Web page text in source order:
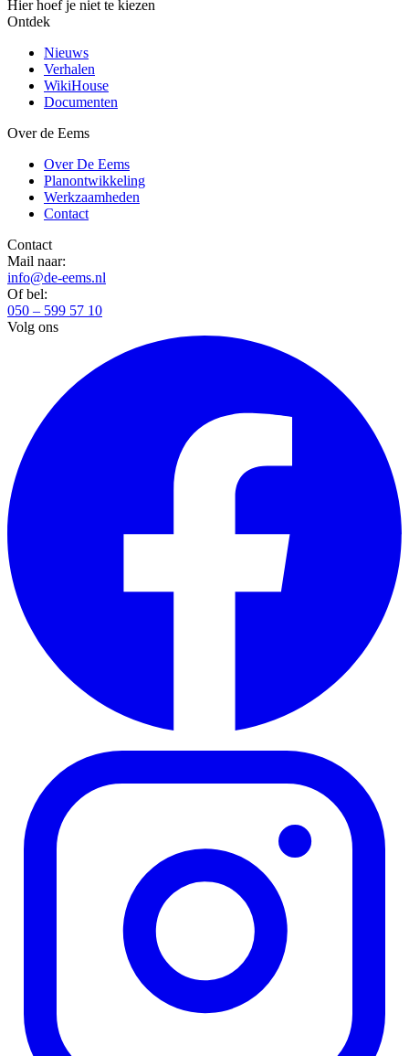
Hier hoef je niet te kiezen
Ontdek
Nieuws
Verhalen
WikiHouse
Documenten
Over de Eems
Over De Eems
Planontwikkeling
Werkzaamheden
Contact
Contact
Mail naar:
info@de-eems.nl
Of bel:
050 – 599 57 10
Volg ons